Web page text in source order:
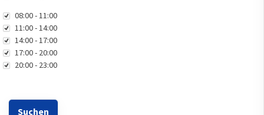
Uhrzeit08:00 - 11:00
11:00 - 14:00
14:00 - 17:00
17:00 - 20:00
20:00 - 23:00